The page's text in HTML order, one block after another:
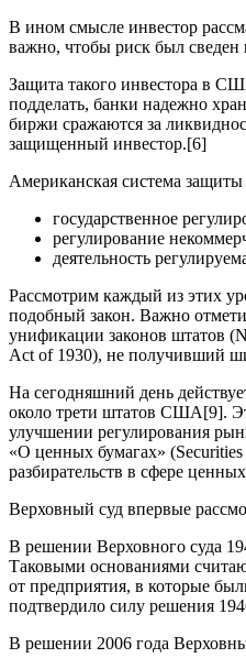
В ином смысле инвестор
важно, чтобы риск был
Защита такого инвестора в
подделать, банки надежно
биржи сражаются за
защищенный инвестор.[6]
Американская система
государственное
регулирование
деятельность
Рассмотрим каждый из этих
подобный закон. Важно
унификации законов штатов
Act of 1930), не получивший
На сегодняшний день
около трети штатов США[9].
улучшении регулирования
«О ценных бумагах»
разбирательств в сфере
Верховный суд впервые
В решении Верховного суда
Таковыми основаниями
от предприятия, в которые
подтвердило силу решения
В решении 2006 года